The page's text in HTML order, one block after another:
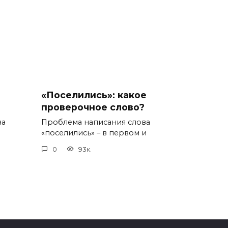
«Поселились»: какое
проверочное слово?
Проблема написания слова
«поселились» – в первом и
0 93к.